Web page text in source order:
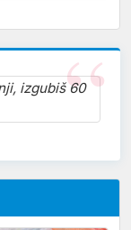
izgubiš 60